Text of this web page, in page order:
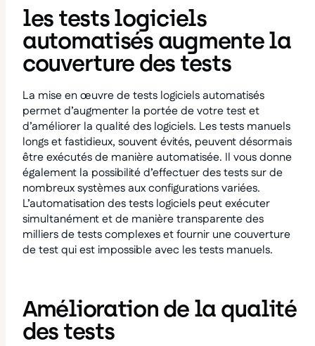
les tests logiciels
automatisés augmente la
couverture des tests
La mise en œuvre de tests logiciels automatisés
permet d’augmenter la portée de votre test et
d’améliorer la qualité des logiciels. Les tests manuels
longs et fastidieux, souvent évités, peuvent désormais
être exécutés de manière automatisée. Il vous donne
également la possibilité d’effectuer des tests sur de
nombreux systèmes aux configurations variées.
L’automatisation des tests logiciels peut exécuter
simultanément et de manière transparente des
milliers de tests complexes et fournir une couverture
de test qui est impossible avec les tests manuels.
Amélioration de la qualité
des tests